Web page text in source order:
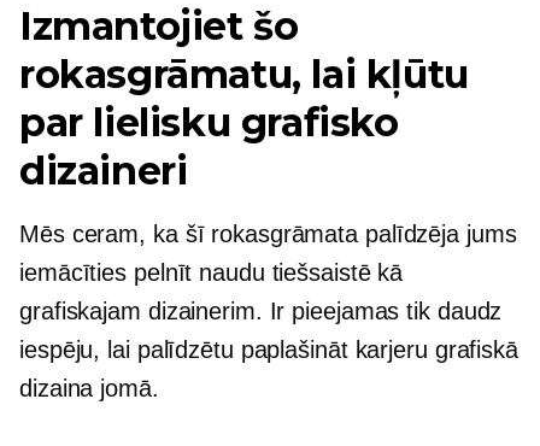
Izmantojiet šo
rokasgrāmatu, lai kļūtu
par lielisku grafisko
dizaineri
Mēs ceram, ka šī rokasgrāmata palīdzēja jums
iemācīties pelnīt naudu tiešsaistē kā
grafiskajam dizainerim. Ir pieejamas tik daudz
iespēju, lai palīdzētu paplašināt karjeru grafiskā
dizaina jomā.